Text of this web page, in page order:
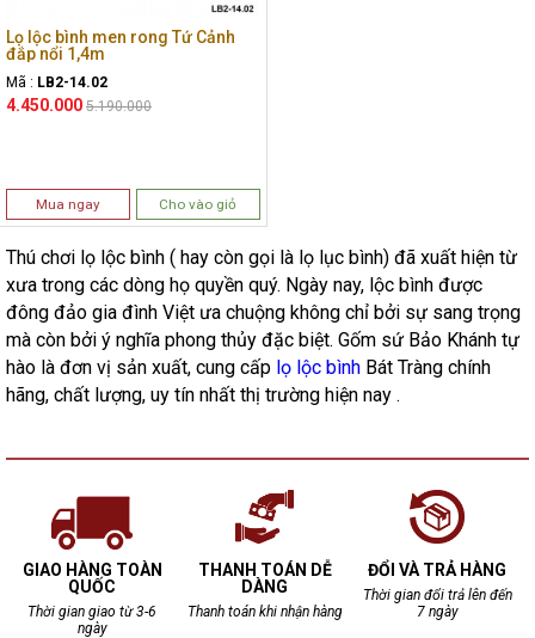
Lọ lộc bình men rong Tứ Cảnh
đắp nổi 1,4m
Mã : LB2-14.02
4.450.000 5.190.000
Mua ngay Cho vào giỏ
Thú chơi lọ lộc bình ( hay còn gọi là lọ lục bình) đã xuất hiện từ
xưa trong các dòng họ quyền quý. Ngày nay, lộc bình được
đông đảo gia đình Việt ưa chuộng không chỉ bởi sự sang trọng
mà còn bởi ý nghĩa phong thủy đặc biệt. Gốm sứ Bảo Khánh tự
hào là đơn vị sản xuất, cung cấp lọ lộc bình Bát Tràng chính
hãng, chất lượng, uy tín nhất thị trường hiện nay .
GIAO HÀNG TOÀN
QUỐC
Thời gian giao từ 3-6
ngày
THANH TOÁN DỄ
DÀNG
Thanh toán khi nhận hàng
ĐỔI VÀ TRẢ HÀNG
Thời gian đổi trả lên đến
7 ngày